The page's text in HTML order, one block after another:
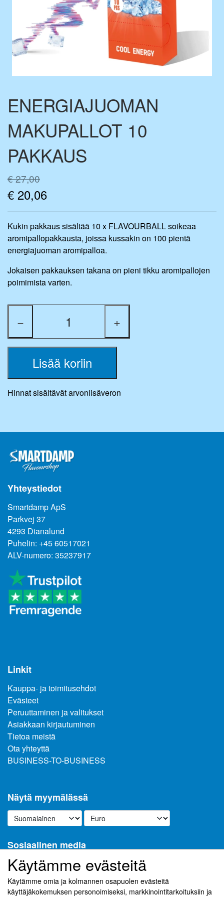
FLAVOURDROP AROMIPISARAT
BASE VÆSKE
FLAVOURBALL-TARVIKKEET
MIX-PULLOT
MERCHANDISE
ENERGIAJUOMAN
MAKUPALLOT 10
PAKKAUS
€ 27,00
€ 20,06
Kukin pakkaus sisältää 10 x FLAVOURBALL soikeaa
aromipallopakkausta, joissa kussakin on 100 pientä
energiajuoman aromipalloa.
Jokaisen pakkauksen takana on pieni tikku aromipallojen
poimimista varten.
− +
Lisää koriin
Hinnat sisältävät arvonlisäveron
Yhteystiedot
Smartdamp ApS
Parkvej 37
4293 Dianalund
Puhelin: +45 60517021
ALV-numero: 35237917
Linkit
Kauppa- ja toimitusehdot
Evästeet
Peruuttaminen ja valitukset
Asiakkaan kirjautuminen
Tietoa meistä
Ota yhteyttä
BUSINESS-TO-BUSINESS
Näytä myymälässä
Sosiaalinen media
Käytämme evästeitä
Käytämme omia ja kolmannen osapuolen evästeitä
käyttäjäkokemuksen personoimiseksi, markkinointitarkoituksiin ja